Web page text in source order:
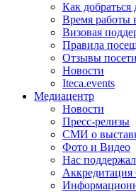
Как добраться
Время работы
Визовая
Правила
Отзывы
Новости
Iteca.events
Медиацентр
Новости
Пресс-релизы
СМИ о
Фото и Видео
Нас